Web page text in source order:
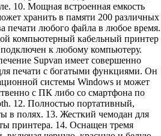
10. Мощная встроенная емкость
хранить в памяти 200 различных
печати любого файла в любое время.
компьютерный кабельный принтер
к любому компьютеру.
Supvan имеет совершенно
печати с богатыми функциями. Он
системы Windows и может
с ПК либо со смартфона по
12. Полностью портативный,
в полях. 13. Жесткий чемодан для
принтера. 14. Оснащен тремя